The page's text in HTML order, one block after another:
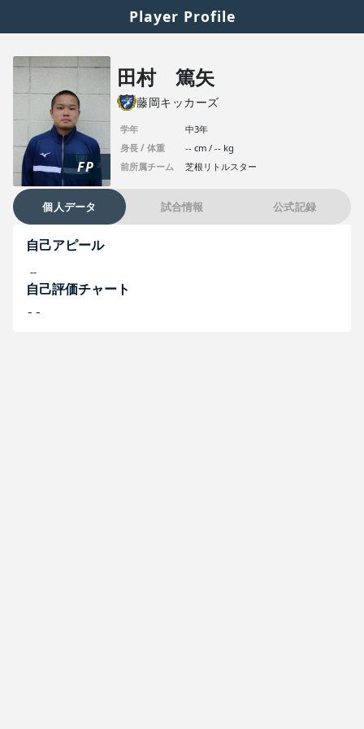
Player Profile
FP
田村 篤矢
藤岡キッカーズ
学年
中3年
身長 / 体重
-- cm / -- kg
前所属チーム
芝根リトルスター
個人データ 試合情報 公式記録
自己アピール
--
自己評価チャート
--